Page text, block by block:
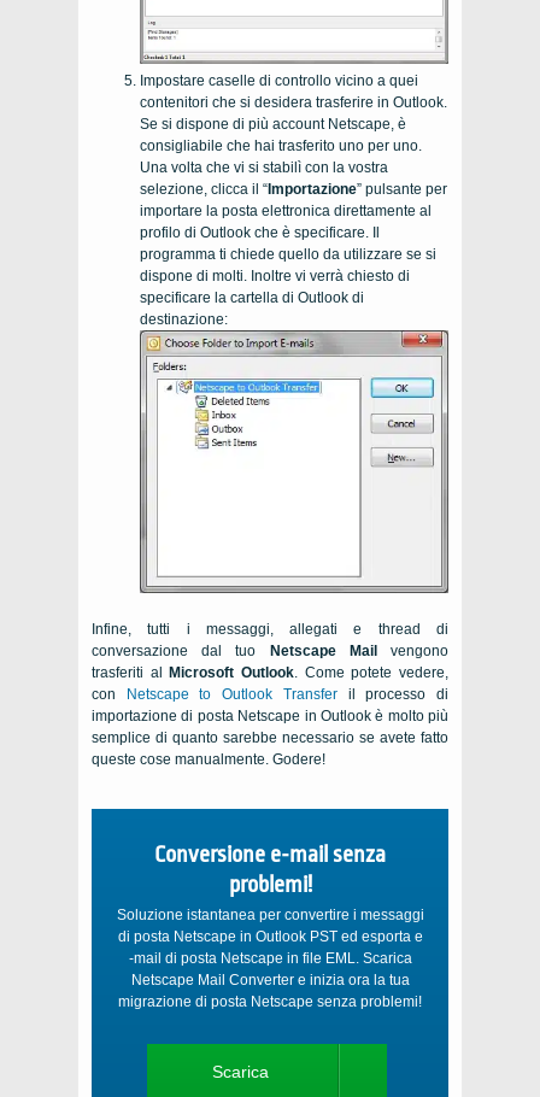
Impostare caselle di controllo vicino a quei
contenitori che si desidera trasferire in Outlook.
Se si dispone di più account Netscape, è
consigliabile che hai trasferito uno per uno.
Una volta che vi si stabilì con la vostra
selezione, clicca il “ Importazione” pulsante per
importare la posta elettronica direttamente al
profilo di Outlook che è specificare. Il
programma ti chiede quello da utilizzare se si
dispone di molti. Inoltre vi verrà chiesto di
specificare la cartella di Outlook di
destinazione:
Infine, tutti i messaggi, allegati e thread di
conversazione dal tuo Netscape Mailvengono
trasferiti alMicrosoft Outlook . Come potete vedere,
con Netscape to Outlook Transferil processo di
importazione di posta Netscape in Outlook è molto più
semplice di quanto sarebbe necessario se avete fatto
queste cose manualmente. Godere!
Conversione e-mail senza
problemi!
Soluzione istantanea per convertire i messaggi
di posta Netscape in Outlook PST ed esporta e
-mail di posta Netscape in file EML. Scarica
Netscape Mail Converter e inizia ora la tua
migrazione di posta Netscape senza problemi!
Scarica